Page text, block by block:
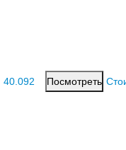
40.092 Посмотреть